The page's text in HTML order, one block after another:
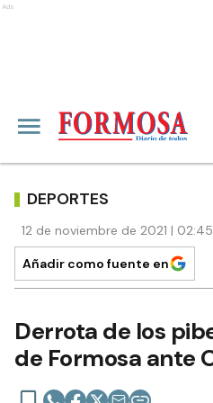
Ads
DEPORTES
12 de noviembre de 2021 |
Añadir como fuente en
Derrota de los
de Formosa ante